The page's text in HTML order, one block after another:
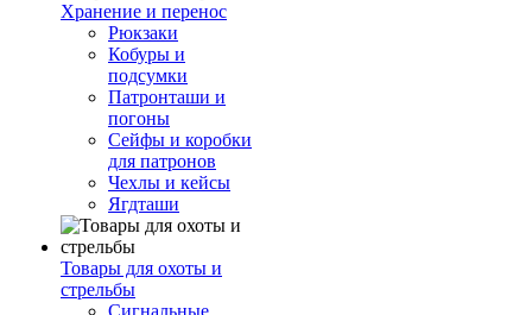
Хранение и перенос
Рюкзаки
Кобуры и
подсумки
Патронташи и
погоны
Сейфы и коробки
для патронов
Чехлы и кейсы
Ягдташи
Товары для охоты и
стрельбы
Сигнальные